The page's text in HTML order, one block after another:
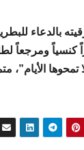
بالدعاء
كنسياً ومرجعاً
الأيام”،